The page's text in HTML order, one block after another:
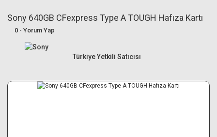
Canon R6 Mark IIIBundle Setler
Alışverişe
Sony 640GB CFexpress Type A TOUGH Hafıza Kartı
0 - Yorum Yap
Türkiye Yetkili Satıcısı